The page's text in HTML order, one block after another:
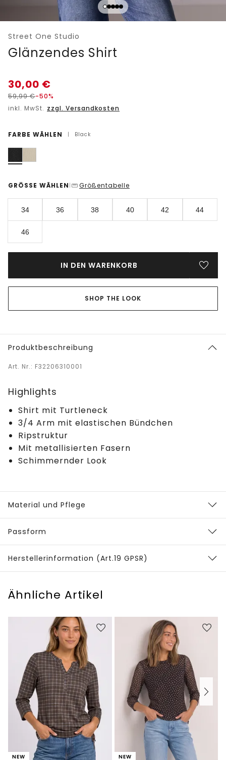
Street One Studio
Glänzendes Shirt
30,00 €
59,99€-50%
inkl. MwSt. zzgl. Versandkosten
FARBE WÄHLEN | Black
GRÖSSE WÄHLEN | Größentabelle
34 36 38 40 42 44
46
IN DEN WARENKORB
SHOP THE LOOK
Produktbeschreibung
Art. Nr.: F32206310001
Highlights
Shirt mit Turtleneck
3/4 Arm mit elastischen Bündchen
Ripstruktur
Mit metallisierten Fasern
Schimmernder Look
Material und Pflege
Passform
Herstellerinformation (Art.19 GPSR)
Ähnliche Artikel
NEW NEW